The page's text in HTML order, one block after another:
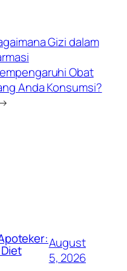
Gizi dalam
Obat
Anda Konsumsi?
August
5, 2026